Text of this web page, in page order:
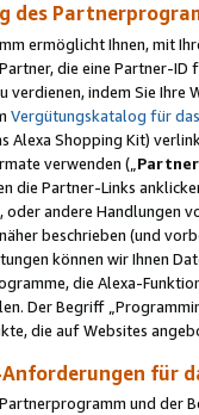
des
ermöglicht Ihnen, mit
die eine Partner-ID
verdienen, indem Sie Ihre
Vergütungskatalog für
Alexa Shopping Kit)
verwenden („
die Partner-Links
oder andere Handlungen
näher beschrieben (und
können wir Ihnen
die Alexa-
Der Begriff
die auf Websites
Anforderungen für
und der